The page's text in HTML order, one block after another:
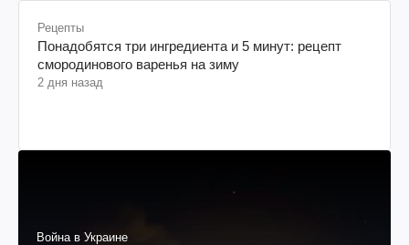
Рецепты
Понадобятся три ингредиента и 5 минут: рецепт
смородинового варенья на зиму